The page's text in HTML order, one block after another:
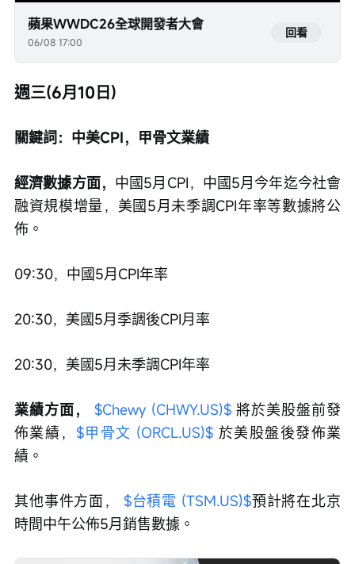
蘋果WWDC26全球開發者大會
06/08 17:00
回看
週三(6月10日)
關鍵詞：中美CPI，甲骨文業績
經濟數據方面， 中國5月CPI，中國5月今年迄今社會
融資規模增量，美國5月未季調CPI年率等數據將公
佈。
09:30，中國5月CPI年率
20:30，美國5月季調後CPI月率
20:30，美國5月未季調CPI年率
業績方面， $Chewy (CHWY.US)$ 將於美股盤前發
佈業績， $甲骨文 (ORCL.US)$ 於美股盤後發佈業
績。
其他事件方面， $台積電 (TSM.US)$預計將在北京
時間中午公佈5月銷售數據。